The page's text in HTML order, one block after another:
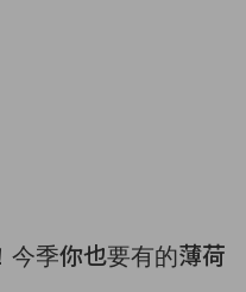
今季你也要有的薄荷